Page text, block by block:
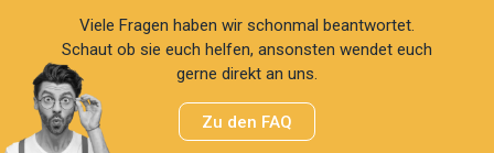
Viele Fragen haben wir schonmal beantwortet.
Schaut ob sie euch helfen, ansonsten wendet euch
gerne direkt an uns.
Zu den FAQ